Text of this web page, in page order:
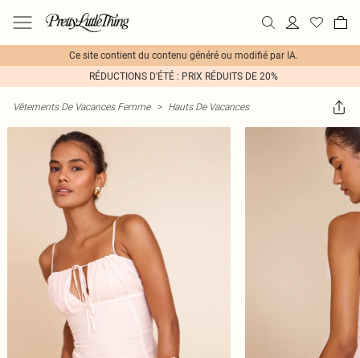
Ce site contient du contenu généré ou modifié par IA.
RÉDUCTIONS D'ÉTÉ : PRIX RÉDUITS DE 20%
Vêtements De Vacances Femme > Hauts De Vacances